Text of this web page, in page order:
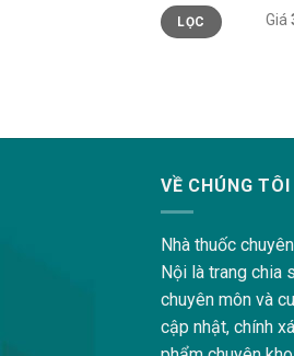
Giá
thấp
nhất
Giá
cao
nhất
LỌC Giá
VỀ CHÚNG TÔI
Nhà thuốc
Nội là trang chia
chuyên môn và
cập nhật, chính